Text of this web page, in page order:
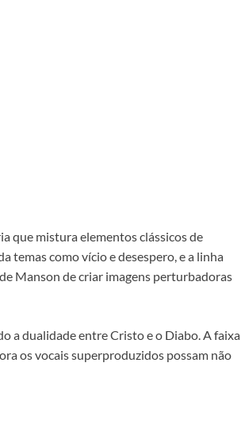
que mistura elementos clássicos de
temas como vício e desespero, e a linha
Manson de criar imagens perturbadoras
a dualidade entre Cristo e o Diabo. A faixa
os vocais superproduzidos possam não